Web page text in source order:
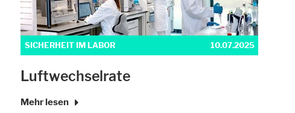
SICHERHEIT IM LABOR 10.07.2025
Luftwechselrate
Mehr lesen